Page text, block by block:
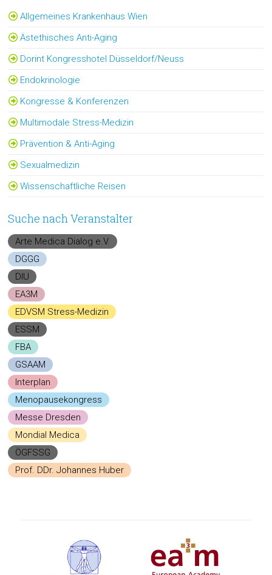
Allgemeines Krankenhaus Wien
Ästethisches Anti-Aging
Dorint Kongresshotel Düsseldorf/Neuss
Endokrinologie
Kongresse & Konferenzen
Multimodale Stress-Medizin
Prävention & Anti-Aging
Sexualmedizin
Wissenschaftliche Reisen
Suche nach Veranstalter
Arte Medica Dialog e.V.
DGGG
DIU
EA3M
EDVSM Stress-Medizin
ESSM
FBA
GSAAM
Interplan
Menopausekongress
Messe Dresden
Mondial Medica
ÖGFSSG
Prof. DDr. Johannes Huber